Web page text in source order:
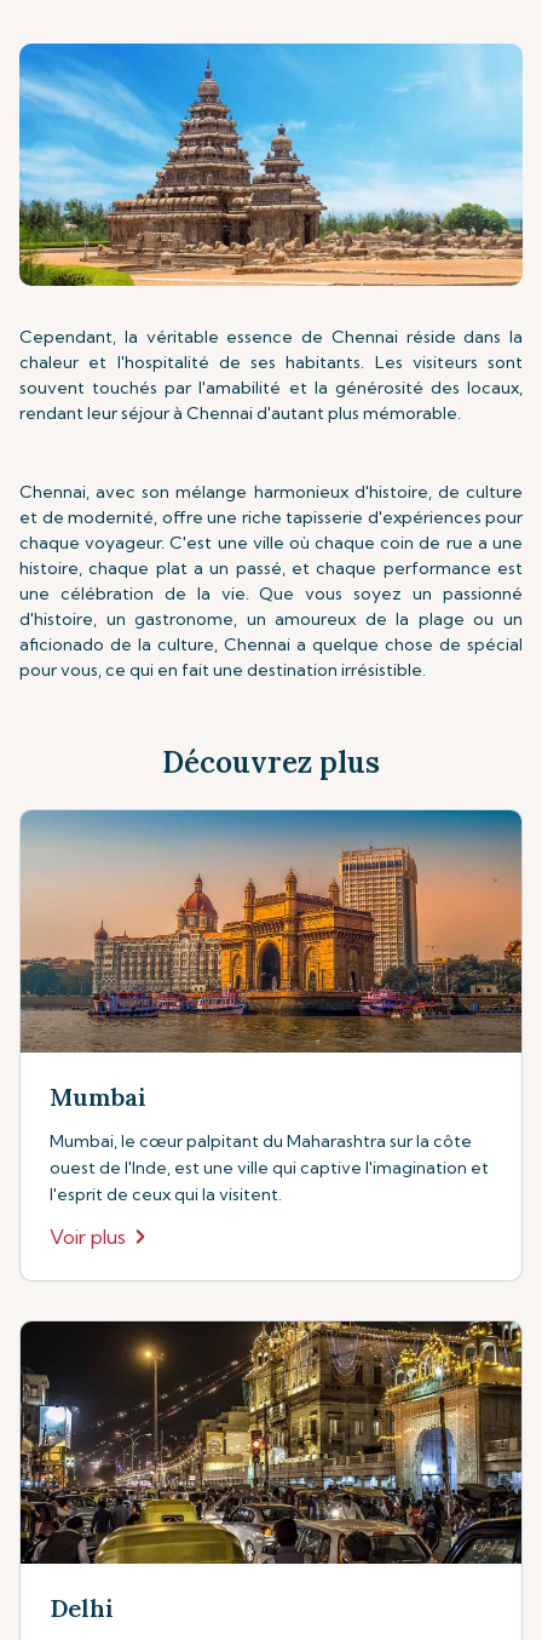
Cependant, la véritable essence de Chennai réside dans la
chaleur et l'hospitalité de ses habitants. Les visiteurs sont
souvent touchés par l'amabilité et la générosité des locaux,
rendant leur séjour à Chennai d'autant plus mémorable.
Chennai, avec son mélange harmonieux d'histoire, de culture
et de modernité, offre une riche tapisserie d'expériences pour
chaque voyageur. C'est une ville où chaque coin de rue a une
histoire, chaque plat a un passé, et chaque performance est
une célébration de la vie. Que vous soyez un passionné
d'histoire, un gastronome, un amoureux de la plage ou un
aficionado de la culture, Chennai a quelque chose de spécial
pour vous, ce qui en fait une destination irrésistible.
Découvrez plus
Mumbai
Mumbai, le cœur palpitant du Maharashtra sur la côte
ouest de l'Inde, est une ville qui captive l'imagination et
l'esprit de ceux qui la visitent.
Voir plus
Delhi